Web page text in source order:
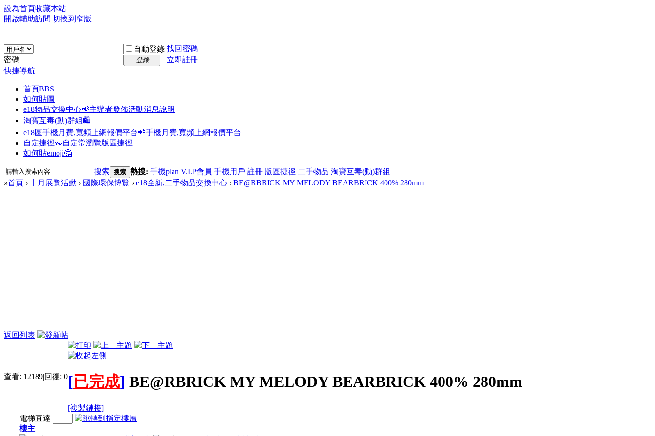
設為首頁收藏本站
開啟輔助訪問 切換到窄版
自動登錄 找回密碼
密碼
登錄
立即註冊
快捷導航
首頁BBS
如何貼圖
e18物品交換中心📢主辦者發佈活動消息說明
淘寶互毒(動)群組🛍️
e18區手機月費,寬頻上網報價平台📲手機月費,寬頻上網報價平台
自定捷徑👀自定常瀏覽版區捷徑
如何貼emoji🤔
搜索 搜索 熱搜: 手機plan V.I.P會員 手機用戶 註冊 版區捷徑 二手物品 淘寶互毒(動)群組
»首頁 › 十月展覽活動 › 國際環保博覽 › e18全新,二手物品交換中心 › BE@RBRICK MY MELODY BEARBRICK 400% 280mm
返回列表
查看: 12189|回復: 0[已完成] BE@RBRICK MY MELODY BEARBRICK 400% 280mm
[複製鏈接]
電梯直達
樓主